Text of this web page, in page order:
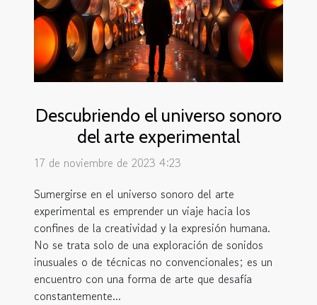
Descubriendo el universo sonoro
del arte experimental
17 de noviembre de 2023 4:23
Sumergirse en el universo sonoro del arte
experimental es emprender un viaje hacia los
confines de la creatividad y la expresión humana.
No se trata solo de una exploración de sonidos
inusuales o de técnicas no convencionales; es un
encuentro con una forma de arte que desafía
constantemente...